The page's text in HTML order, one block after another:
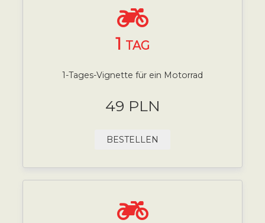
1 TAG
1-Tages-Vignette für ein Motorrad
49 PLN
BESTELLEN